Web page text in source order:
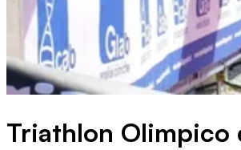
Triathlon Olimpico